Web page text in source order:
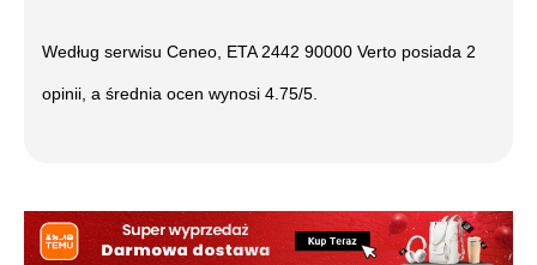
Według serwisu Ceneo, ETA 2442 90000 Verto posiada 2
opinii, a średnia ocen wynosi 4.75/5.